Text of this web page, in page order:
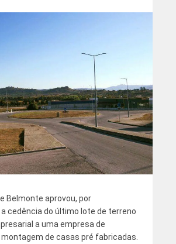
Belmonte aprovou, por
cedência do último lote de terreno
a uma empresa de
de casas pré fabricadas.